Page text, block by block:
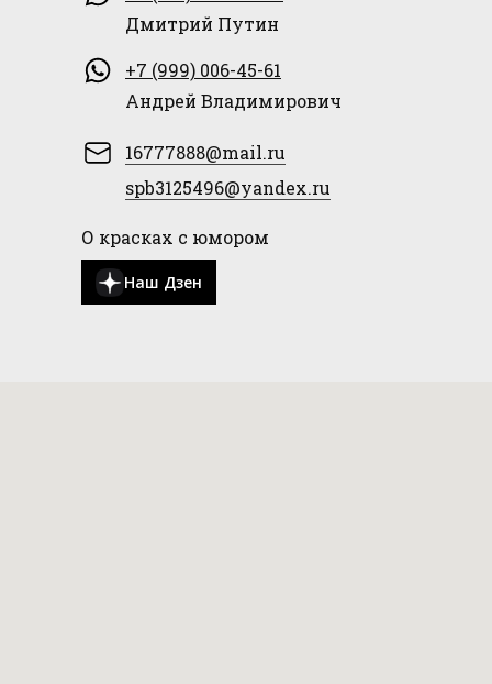
Дмитрий Путин
spb3125496@yandex.ru
16777888@mail.ru
+7 (999) 006-45-61
Андрей Владимирович
О красках с юмором
Наш Дзен